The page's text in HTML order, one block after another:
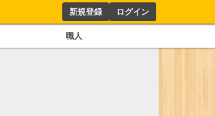
新規登録 ログイン
職人